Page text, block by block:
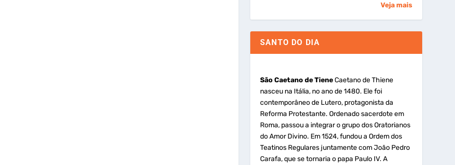
Veja mais
SANTO DO DIA
São Caetano de TieneCaetano de Thiene
nasceu na Itália, no ano de 1480. Ele foi
contemporâneo de Lutero, protagonista da
Reforma Protestante. Ordenado sacerdote em
Roma, passou a integrar o grupo dos Oratorianos
do Amor Divino. Em 1524, fundou a Ordem dos
Teatinos Regulares juntamente com João Pedro
Carafa, que se tornaria o papa Paulo IV. A